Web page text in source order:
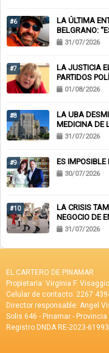
#6
LA ÚLTIMA
BELGRANO:
RIESGO”
31/07/2026
#7
LA JUSTICIA
PARTIDOS
01/08/2026
#8
LA UBA
MEDICINA DE
31/07/2026
#9 ES
30/07/2026
#10
LA CRISIS
NEGOCIO DE
CHEQUES
31/07/2026
EL CARTERO DE PINAMAR
Propietaria: Virginia F. Visaggio
Celular de contacto: 2267
Director responsable: Angel
Solis 646 - Pinamar -
Registro DNDA RE-2023-